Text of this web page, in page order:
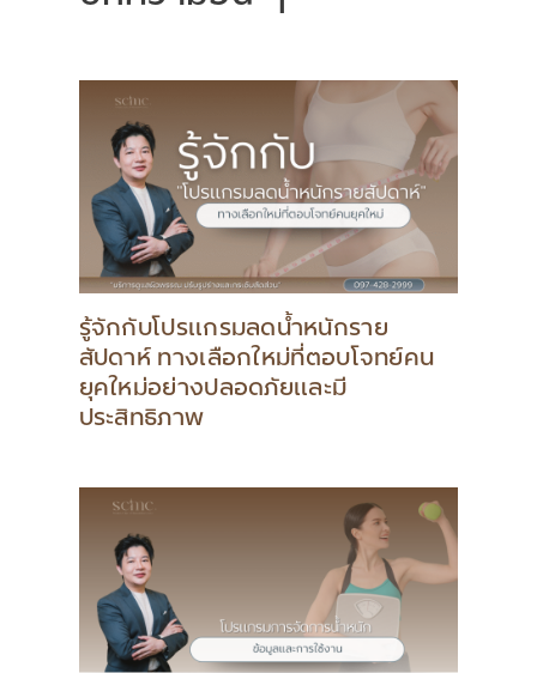
รู้จักกับโปรแกรมลดน้ำหนักราย
สัปดาห์ ทางเลือกใหม่ที่ตอบโจทย์คน
ยุคใหม่อย่างปลอดภัยและมี
ประสิทธิภาพ